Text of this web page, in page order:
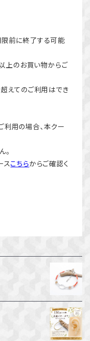
前に終了する可能
上のお買い物からご
えてのご利用はでき
利用の場合、本クー
。
スこちらからご確認く